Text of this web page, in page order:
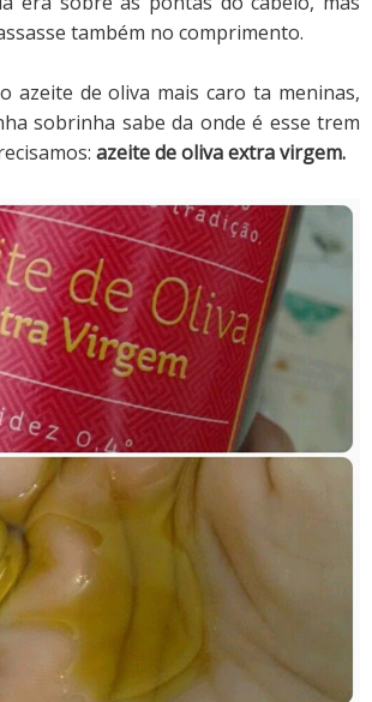
também no comprimento.
azeite de oliva mais caro ta meninas,
sobrinha sabe da onde é esse trem
azeite de oliva extra virgem.